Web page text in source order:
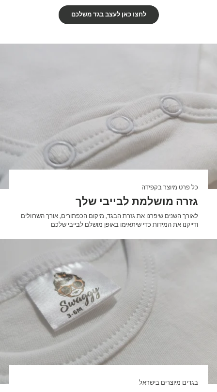
לחצו כאן לעצב בגד משלכם
כל פרט מיוצר בקפידה
גזרה מושלמת לבייבי שלך
לאורך השנים שיפרנו את גזרת הבגד, מיקום הכפתורים, אורך השרוולים
ודייקנו את המידות כדי שיתאימו באופן מושלם לבייבי שלכם
בגדים מיוצרים בישראל